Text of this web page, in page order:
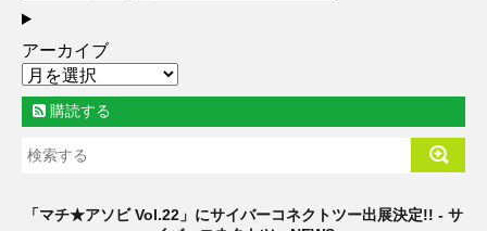
アーカイブ
購読する
「マチ★アソビ Vol.22」にサイバーコネクトツー出展決定!! - サ